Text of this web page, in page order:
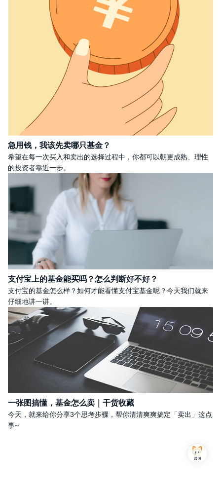
急用钱，我该先卖哪只基金？
希望在每一次买入和卖出的选择过程中，你都可以朝更成熟、理性
的投资者靠近一步。
支付宝上的基金能买吗？怎么判断好不好？
支付宝的基金怎么样？如何才能看懂支付宝基金呢？今天我们就来
仔细地讲一讲。
一张图搞懂，基金怎么卖｜干货收藏
今天，就来给你分享3个思考步骤，帮你清清爽爽搞定「卖出」这点
事~